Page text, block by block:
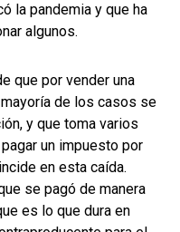
la pandemia y que ha
algunos.
que por vender una
de los casos se
y que toma varios
un impuesto por
en esta caída.
se pagó de manera
es lo que dura en